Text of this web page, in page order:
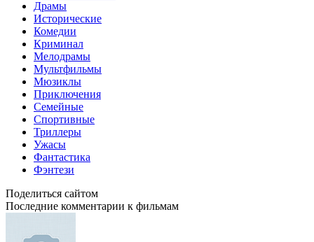
Драмы
Исторические
Комедии
Криминал
Мелодрамы
Мультфильмы
Мюзиклы
Приключения
Семейные
Спортивные
Триллеры
Ужасы
Фантастика
Фэнтези
Поделиться сайтом
Последние комментарии к фильмам